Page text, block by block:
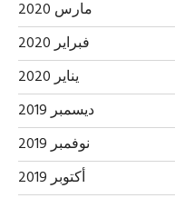
مارس 2020
فبراير 2020
يناير 2020
ديسمبر 2019
نوفمبر 2019
أكتوبر 2019